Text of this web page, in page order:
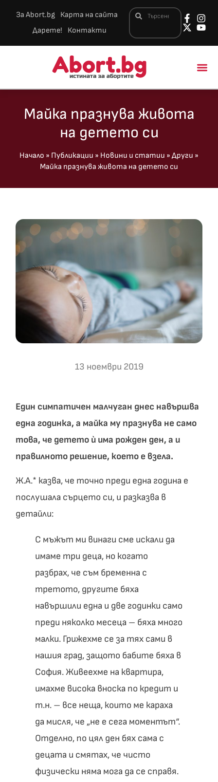
За Abort.bg
Карта на сайта
Дарете!
Контакти
Майка празнува живота
на детето си
Начало » Публикации » Новини и статии » Други »
Майка празнува живота на детето си
13 ноември 2019
Един симпатичен малчуган днес навършва
една годинка, а майка му празнува не само
това, че детето ѝ има рожден ден, а и
правилното решение, което е взела.
Ж.А.* казва, че точно преди една година е
послушала сърцето си, и разказва в
детайли:
С мъжът ми винаги сме искали да
имаме три деца, но когато
разбрах, че съм бременна с
третото, другите бяха
навършили една и две годинки само
преди няколко месеца – бяха много
малки. Грижехме се за тях сами в
нашия град, защото бабите бяха в
София. Живеехме на квартира,
имахме висока вноска по кредит и
т.н. – все неща, които ме караха
да мисля, че „не е сега моментът“.
Отделно, по цял ден бях сама с
децата и смятах, че чисто
физически няма мога да се справя.